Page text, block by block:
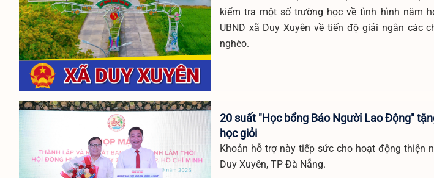
kiểm tra một số trường học về tình hình năm
UBND xã Duy Xuyên về tiến độ giải ngân các
nghèo.
20 suất "Học bổng Báo Người Lao Động"
học giỏi
Khoản hỗ trợ này tiếp sức cho hoạt động thiện
Duy Xuyên, TP Đà Nẵng.